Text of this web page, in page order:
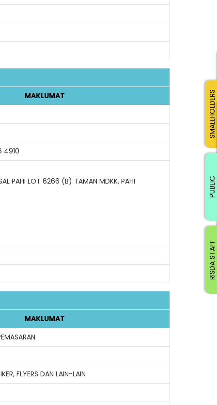
MAKLUMAT
4910
PAHI LOT 6266 (B) TAMAN MDKK, PAHI
MAKLUMAT
FLYERS DAN LAIN-LAIN
RISDA STAFF
SMALLHOLDERS
PUBLIC